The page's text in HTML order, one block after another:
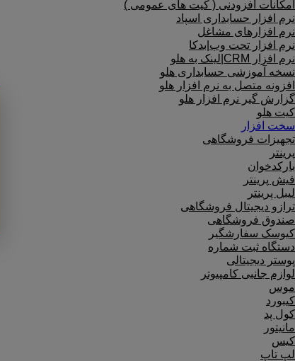
امکانات افزودنی ( کیت های عمومی )
نرم افزار حسابداری اسپاد
نرم افزارهای مشاغل
نرم افزار تحت وب|بدکا
نرم افزار CRM|لینک به هلو
نسخه آموزشی حسابداری هلو
افزونه متصل به نرم افزار هلو
گزارش گیر نرم افزار هلو
کیت هلو
سخت افزار
تجهیزات فروشگاهی
پرینتر
بارکدخوان
فیش پرینتر
لیبل پرینتر
ترازو دیجیتال فروشگاهی
صندوق فروشگاهی
کیوسک سفارشگیر
دستگاه ثبت شماره
پوستر دیجیتالی
لوازم جانبی کامپیوتر
موس
کیبورد
کول پد
مانیتور
کیس
لپ تاپ